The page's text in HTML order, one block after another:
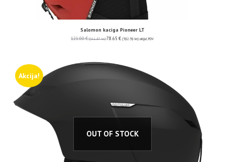
Salomon kaciga Pioneer LT
121.00€ (911.67 kn) 78.65 € (592.59 kn) uključ. PDV
Akcija!
OUT OF STOCK